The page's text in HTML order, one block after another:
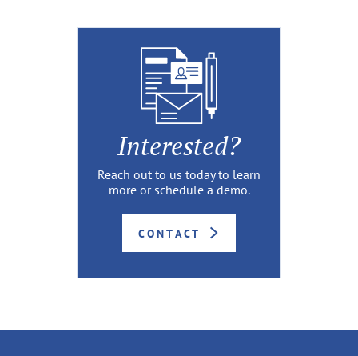
Interested?
Reach out to us today to learn
more or schedule a demo.
CONTACT